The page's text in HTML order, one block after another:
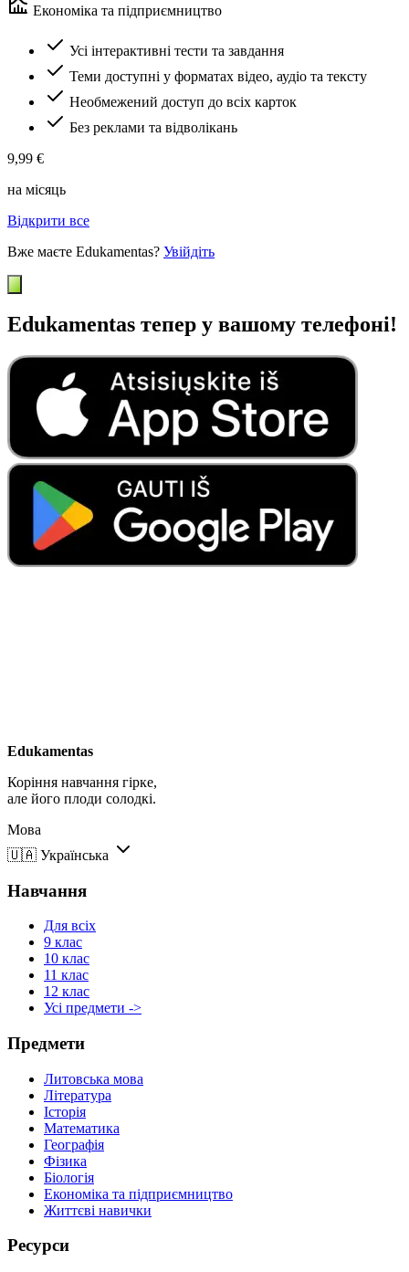
Економіка та підприємництво
Усі інтерактивні тести та завдання
Теми доступні у форматах відео, аудіо та тексту
Необмежений доступ до всіх карток
Без реклами та відволікань
9,99 €
на місяць
Відкрити все
Вже маєте Edukamentas? Увійдіть
Edukamentas тепер у вашому телефоні!
Edukamentas
Коріння навчання гірке,
але його плоди солодкі.
Мова
🇺🇦 Українська
Навчання
Для всіх
9 клас
10 клас
11 клас
12 клас
Усі предмети ->
Предмети
Литовська мова
Література
Історія
Математика
Географія
Фізика
Біологія
Економіка та підприємництво
Життєві навички
Ресурси